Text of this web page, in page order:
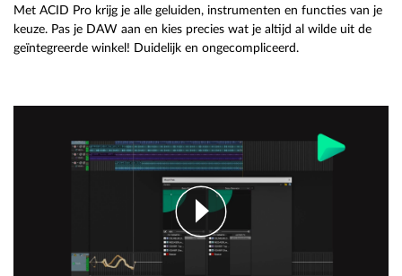
Met ACID Pro krijg je alle geluiden, instrumenten en functies van je
keuze. Pas je DAW aan en kies precies wat je altijd al wilde uit de
geïntegreerde winkel! Duidelijk en ongecompliceerd.